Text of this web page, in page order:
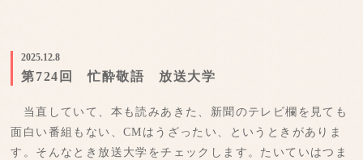
2025.12.8
第724回 忙酔敬語 放送大学
当直していて、本も読みあきた、新聞のテレビ欄を見ても
面白い番組もない、CMはうざったい、というときがありま
す。そんなとき放送大学をチェックします。たいていはつま